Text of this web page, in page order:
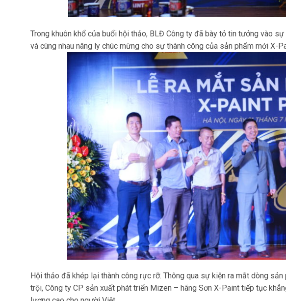
Trong khuôn khổ của buổi hội thảo, BLĐ Công ty đã bày tỏ tin tưởng vào
và cùng nhau nâng ly chúc mừng cho sự thành công của sản phẩm mới X-
Hội thảo đã khép lại thành công rực rỡ. Thông qua sự kiện ra mắt dòng
trội, Công ty CP sản xuất phát triển Mizen – hãng Sơn X-Paint tiếp tục